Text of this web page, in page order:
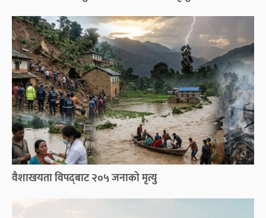
वैशाखयता विपद्‌बाट २०५ जनाको मृत्यु